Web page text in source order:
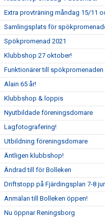
Extra provträning måndag 15/11
Samlingsplats för
Spökpromenad 2021
Klubbshop 27 oktober!
Funktionärer till
Alain 65 år!
Klubbshop & loppis
Nyutbildade föreningsdomare
Lagfotografering!
Utbildning föreningsdomare
Äntligen klubbshop!
Ändrad till för Bolleken
Driftstopp på Fjärdingsplan 7-8
Anmälan till Bolleken öppen!
Nu öppnar Reningsborg